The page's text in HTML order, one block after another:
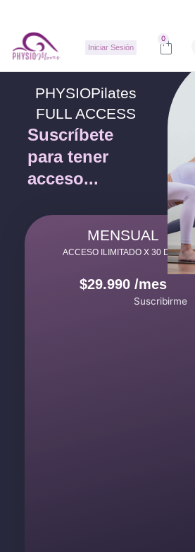
contenido
Iniciar Sesión
0
PHYSIOPilates
FULL ACCESS
Suscríbete
para tener
acceso...
MENSUAL
ACCESO ILIMITADO X 30 DÍAS
$29.990 /mes
Suscribirme